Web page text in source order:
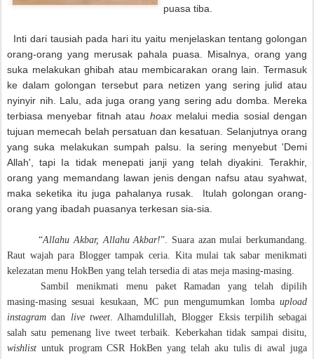
puasa tiba.
Inti dari tausiah pada hari itu yaitu menjelaskan tentang golongan
orang-orang yang merusak pahala puasa. Misalnya, orang yang
suka melakukan ghibah atau membicarakan orang lain. Termasuk
ke dalam golongan tersebut para netizen yang sering julid atau
nyinyir nih. Lalu, ada juga orang yang sering adu domba. Mereka
terbiasa menyebar fitnah atau hoaxmelalui media sosial dengan
tujuan memecah belah persatuan dan kesatuan. Selanjutnya orang
yang suka melakukan sumpah palsu. Ia sering menyebut 'Demi
Allah', tapi Ia tidak menepati janji yang telah diyakini. Terakhir,
orang yang memandang lawan jenis dengan nafsu atau syahwat,
maka seketika itu juga pahalanya rusak.
Itulah golongan orang-
orang yang ibadah puasanya terkesan sia-sia.
“Allahu Akbar, Allahu Akbar!”. Suara azan mulai berkumandang.
Raut wajah para Blogger tampak ceria. Kita mulai tak sabar menikmati
kelezatan menu HokBen yang telah tersedia di atas meja masing-masing.
Sambil menikmati menu paket Ramadan yang telah dipilih
masing-masing sesuai kesukaan, MC pun mengumumkan lomba upload
instagram dan live tweet. Alhamdulillah, Blogger Eksis terpilih sebagai
salah satu pemenang live tweet terbaik. Keberkahan tidak sampai disitu,
wishlist untuk program CSR HokBen yang telah aku tulis di awal juga